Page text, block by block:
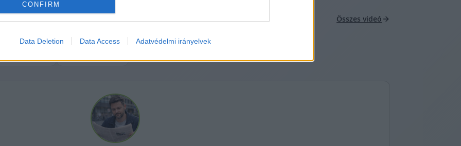
allow Google to enable storage related to security, including
functionality and fraud prevention, and other user protection.
CONFIRM
Data Deletion Data Access Adatvédelmi irányelvek
Összes videó